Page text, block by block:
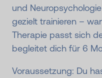
und
gezielt trainieren –
Therapie passt sich
begleitet dich für 6
Voraussetzung: Du